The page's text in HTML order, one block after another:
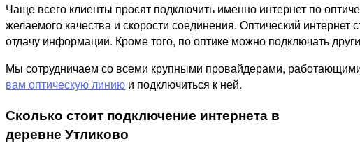
Чаще всего клиенты просят подключить именно интернет по
желаемого качества и скорости соединения. Оптический
отдачу информации. Кроме того, по оптике можно подключать
Мы сотрудничаем со всеми крупными провайдерами,
вам оптическую линию и подключиться к ней.
Сколько стоит подключение интернета в
деревне Утликово